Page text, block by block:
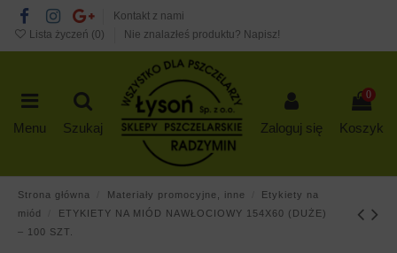
Kontakt z nami
Lista życzeń (0) Nie znalazłeś produktu? Napisz!
Menu Szukaj Zaloguj się
0
Koszyk
Strona główna Materiały promocyjne, inne
Etykiety na
miód
ETYKIETY NA MIÓD NAWŁOCIOWY 154X60 (DUŻE)
– 100 SZT.